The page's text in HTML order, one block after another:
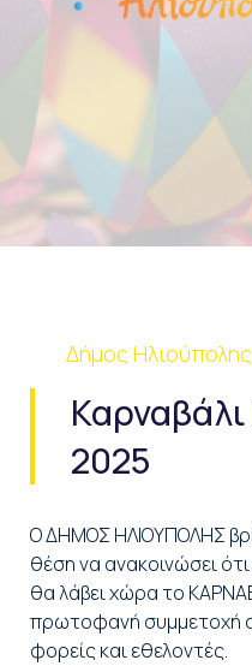
Δήμος Ηλιούπολης
2025
O ΔΗΜΟΣ ΗΛΙΟΥΠΟΛΗΣ
θέση να ανακοινώσει
θα λάβει χώρα το
πρωτοφανή συμμετοχή
φορείς και εθελοντές.